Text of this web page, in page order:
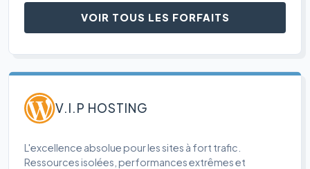
VOIR TOUS LES FORFAITS
V.I.P HOSTING
L'excellence absolue pour les sites à fort trafic.
Ressources isolées, performances extrêmes et